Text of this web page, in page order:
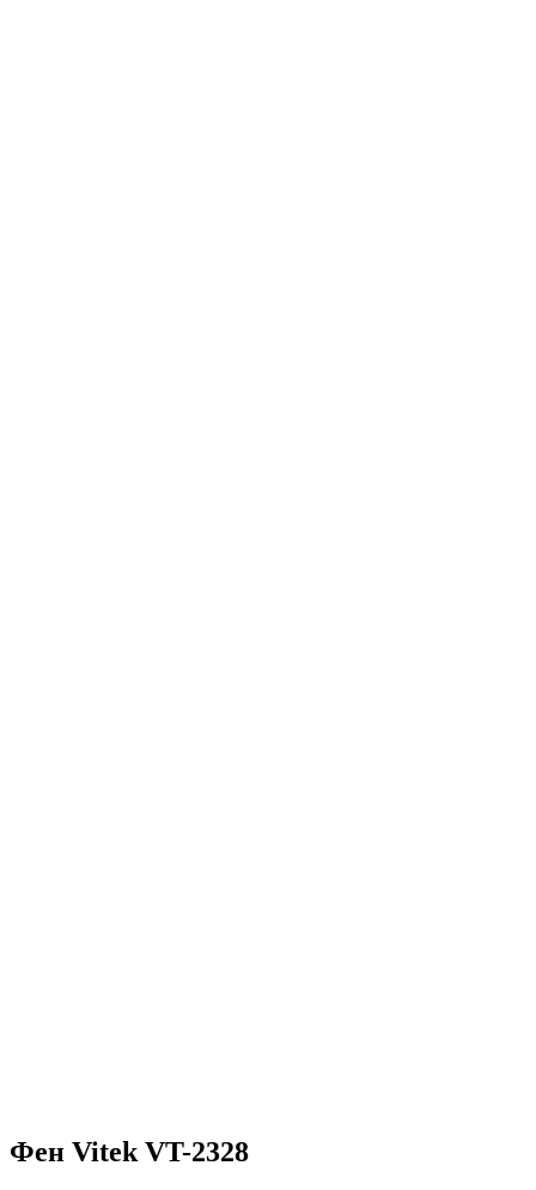
Фен Vitek VT-2328